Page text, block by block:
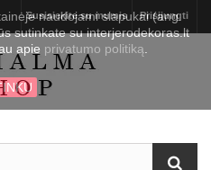
Prisijungti
Susisiekite su mumis
naudojami slapukai (ang.
sutinkate su interjerodekoras.lt
apie privatumo politiką